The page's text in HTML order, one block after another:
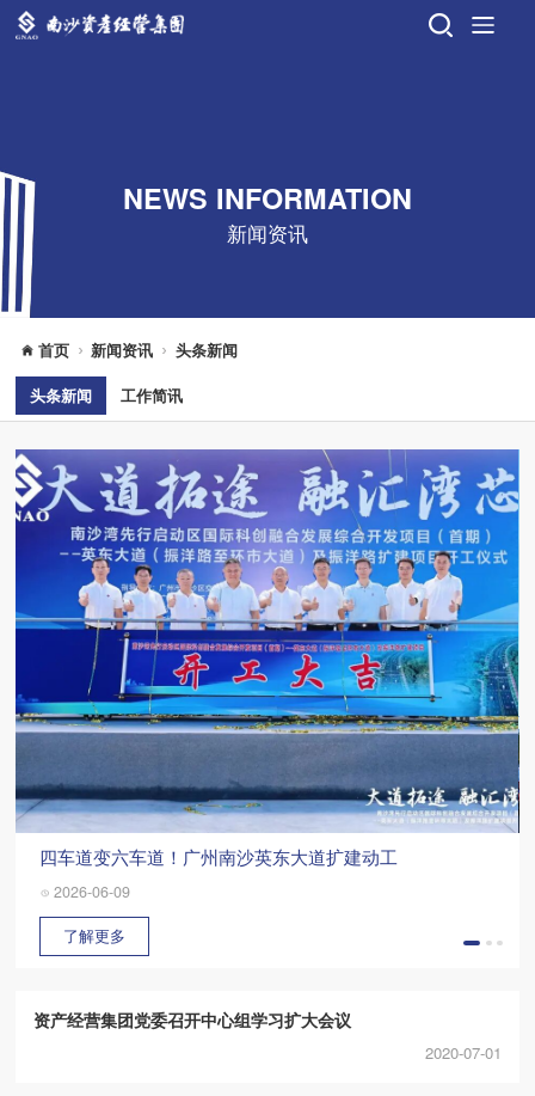
NEWS INFORMATION
新闻资讯
首页 新闻资讯 头条新闻
头条新闻 工作简讯
四车道变六车道！广州南沙英东大道扩建动工
2026-06-09
了解更多
资产经营集团党委召开中心组学习扩大会议
2020-07-01